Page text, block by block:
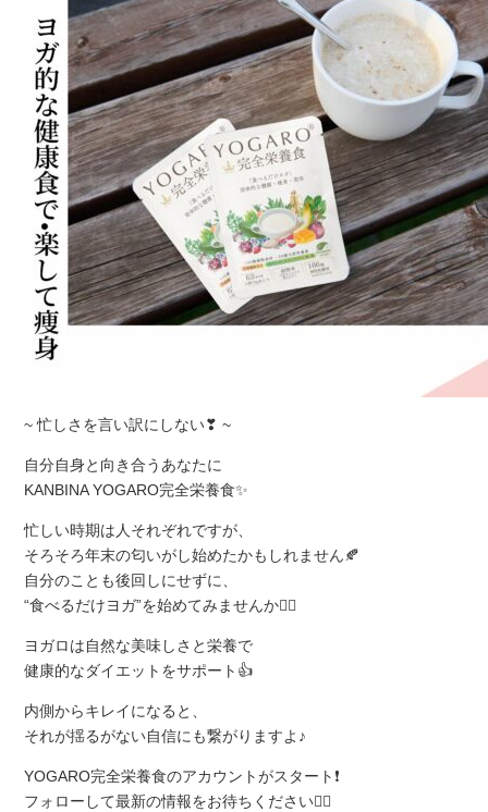
~ 忙しさを言い訳にしない❣ ~
自分自身と向き合うあなたに
KANBINA YOGARO完全栄養食✨
忙しい時期は人それぞれですが、
そろそろ年末の匂いがし始めたかもしれません🍂
自分のことも後回しにせずに、
“食べるだけヨガ”を始めてみませんか💁‍♀
ヨガロは自然な美味しさと栄養で
健康的なダイエットをサポート👍
内側からキレイになると、
それが揺るがない自信にも繋がりますよ♪
YOGARO完全栄養食のアカウントがスタート❗
フォローして最新の情報をお待ちください💁‍♀